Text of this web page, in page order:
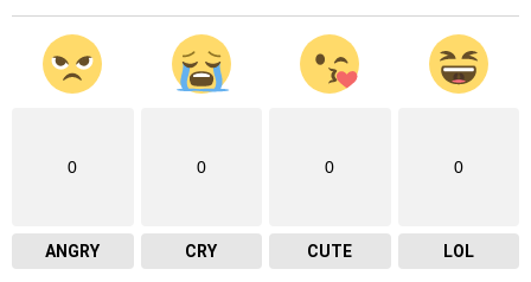
0
ANGRY
0
CRY
0
CUTE
0
LOL